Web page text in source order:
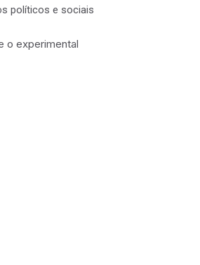
políticos e sociais
o experimental